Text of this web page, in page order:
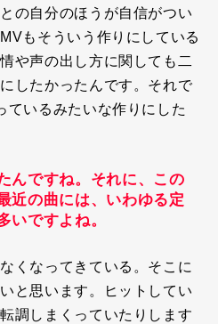
の自分のほうが自信がつい
MVもそういう作りにしている
や声の出し方に関しても二
したかったんです。それで
ているみたいな作りにした
んですね。それに、この
近の曲には、いわゆる定
いですよね。
くなってきている。そこに
と思います。ヒットしてい
調しまくっていたりします